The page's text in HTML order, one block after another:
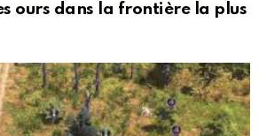
ours dans la frontière la plus